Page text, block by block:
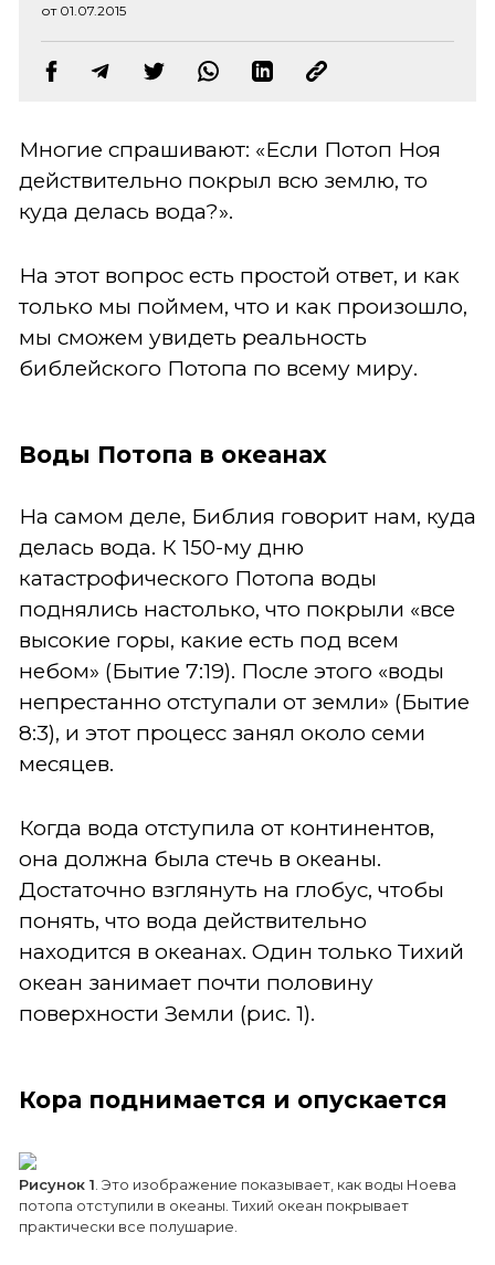
от 01.07.2015
Многие спрашивают: «Если Потоп Ноя
действительно покрыл всю землю, то
куда делась вода?».
На этот вопрос есть простой ответ, и как
только мы поймем, что и как произошло,
мы сможем увидеть реальность
библейского Потопа по всему миру.
Воды Потопа в океанах
На самом деле, Библия говорит нам, куда
делась вода. К 150-му дню
катастрофического Потопа воды
поднялись настолько, что покрыли «все
высокие горы, какие есть под всем
небом» (Бытие 7:19). После этого «воды
непрестанно отступали от земли» (Бытие
8:3), и этот процесс занял около семи
месяцев.
Когда вода отступила от континентов,
она должна была стечь в океаны.
Достаточно взглянуть на глобус, чтобы
понять, что вода действительно
находится в океанах. Один только Тихий
океан занимает почти половину
поверхности Земли (рис. 1).
Кора поднимается и опускается
Рисунок 1 . Это изображение показывает, как воды Ноева
потопа отступили в океаны. Тихий океан покрывает
практически все полушарие.